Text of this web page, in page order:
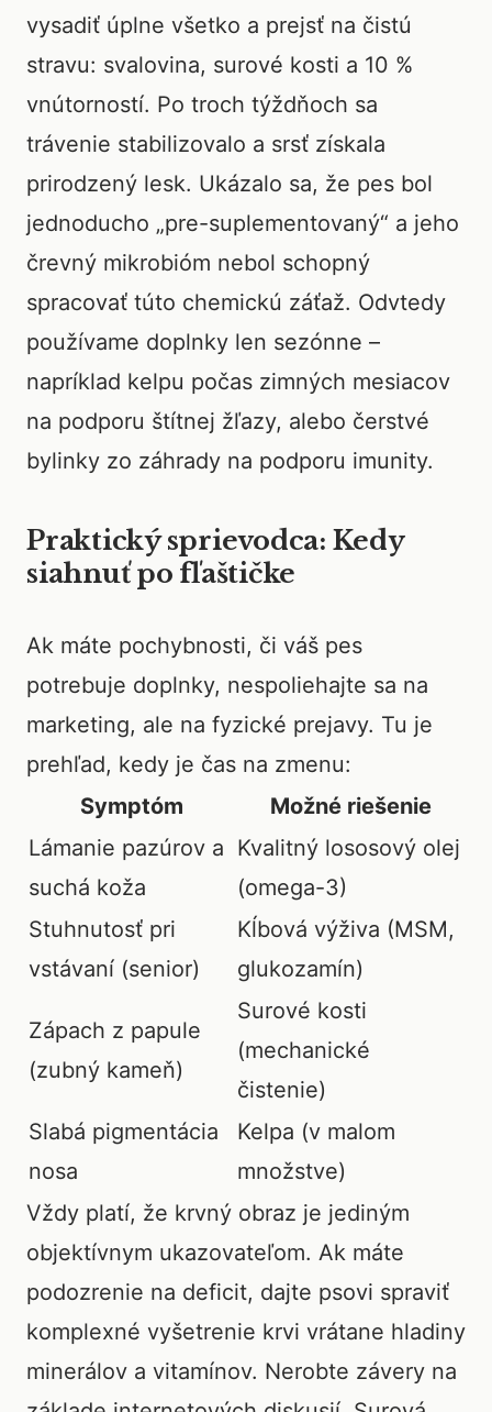
vysadiť úplne všetko a prejsť na čistú
stravu: svalovina, surové kosti a 10 %
vnútorností. Po troch týždňoch sa
trávenie stabilizovalo a srsť získala
prirodzený lesk. Ukázalo sa, že pes bol
jednoducho „pre-suplementovaný“ a jeho
črevný mikrobióm nebol schopný
spracovať túto chemickú záťaž. Odvtedy
používame doplnky len sezónne –
napríklad kelpu počas zimných mesiacov
na podporu štítnej žľazy, alebo čerstvé
bylinky zo záhrady na podporu imunity.
Praktický sprievodca: Kedy
siahnuť po fľaštičke
Ak máte pochybnosti, či váš pes
potrebuje doplnky, nespoliehajte sa na
marketing, ale na fyzické prejavy. Tu je
prehľad, kedy je čas na zmenu:
Symptóm
Možné riešenie
Lámanie pazúrov a
suchá koža
Kvalitný lososový olej
(omega-3)
Stuhnutosť pri
vstávaní (senior)
Kĺbová výživa (MSM,
glukozamín)
Zápach z papule
(zubný kameň)
Surové kosti
(mechanické
čistenie)
Slabá pigmentácia
nosa
Kelpa (v malom
množstve)
Vždy platí, že krvný obraz je jediným
objektívnym ukazovateľom. Ak máte
podozrenie na deficit, dajte psovi spraviť
komplexné vyšetrenie krvi vrátane hladiny
minerálov a vitamínov. Nerobte závery na